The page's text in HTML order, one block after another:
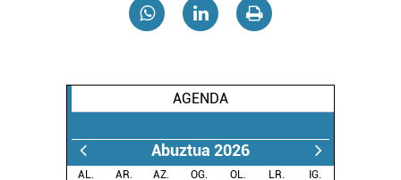
zerbitzuak hobetzeko asmoz, cookie teknologiaz
baliatzen gara. Ohar hau onartuz gero, teknologia hori
AGENDA
Abuztua 2026
AL. AR. AZ. OG. OL. LR.
IG.